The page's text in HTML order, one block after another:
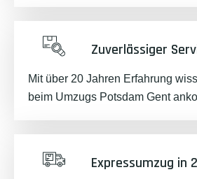
Zuverlässiger
Mit über 20 Jahren Erfahrung
beim Umzugs Potsdam Gent
Expressumzug in